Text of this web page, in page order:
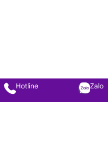
Hotline Zalo